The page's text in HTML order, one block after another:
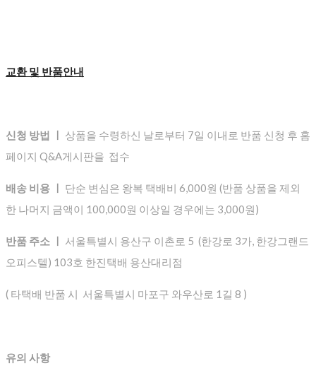
교환 및 반품안내
신청 방법 ㅣ 상품을 수령하신 날로부터 7일 이내로 반품 신청 후 홈
페이지 Q&A게시판을 접수
배송 비용 ㅣ
단순 변심은 왕복 택배비 6,000원 (반품 상품을 제외
한 나머지 금액이 100,000원 이상일 경우에는 3,000원)
반품 주소 ㅣ 서울특별시 용산구 이촌로 5 (한강로 3가, 한강그랜드
오피스텔) 103호 한진택배 용산대리점
( 타택배 반품 시 서울특별시 마포구 와우산로 1길 8 )
유의 사항